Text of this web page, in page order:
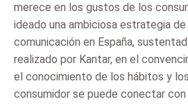
merece en los gustos de los
ideado una ambiciosa estrategia
comunicación en España,
realizado por Kantar, en el
el conocimiento de los hábitos y
consumidor se puede conectar